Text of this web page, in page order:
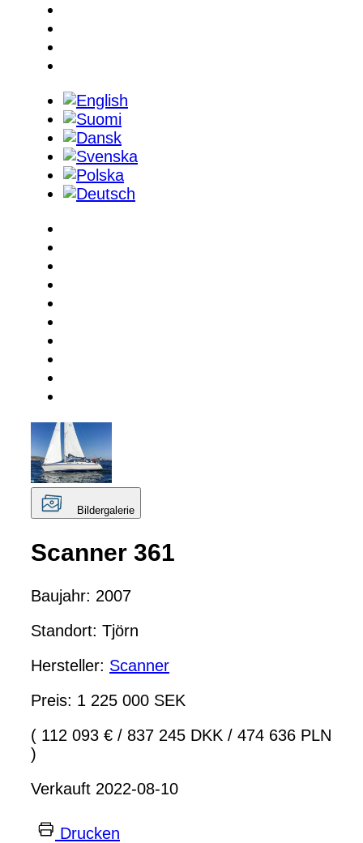
Bildergalerie
Scanner 361
Baujahr: 2007
Standort: Tjörn
Hersteller: Scanner
Preis: 1 225 000 SEK
( 112 093 € / 837 245 DKK / 474 636 PLN
)
Verkauft 2022-08-10
Drucken